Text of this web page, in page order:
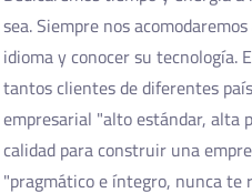
sea. Siempre nos
idioma y conocer su tecnología.
tantos clientes de diferentes
empresarial "alto estándar, alta
calidad para construir una
"pragmático e íntegro, nunca te